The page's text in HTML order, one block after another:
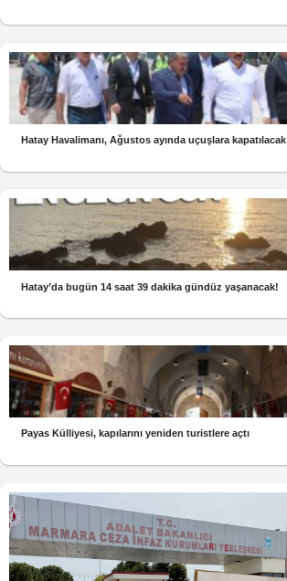
Hatay Havalimanı, Ağustos ayında uçuşlara kapatılacak
Hatay’da bugün 14 saat 39 dakika gündüz yaşanacak!
Payas Külliyesi, kapılarını yeniden turistlere açtı